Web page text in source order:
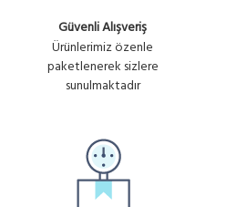
Güvenli Alışveriş
Ürünlerimiz özenle
paketlenerek sizlere
sunulmaktadır